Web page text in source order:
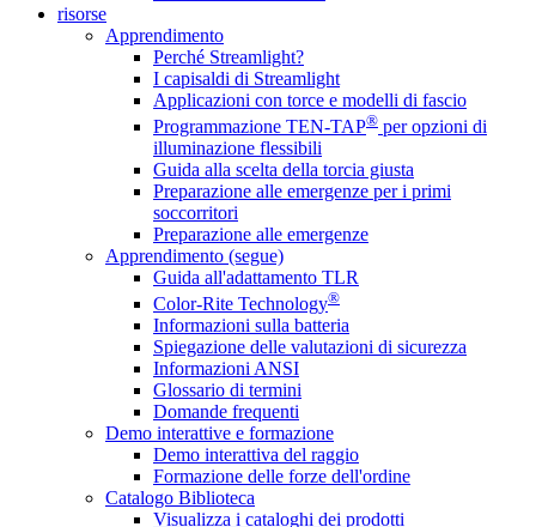
risorse
Apprendimento
Perché Streamlight?
I capisaldi di Streamlight
Applicazioni con torce e modelli di fascio
Programmazione TEN-TAP® per opzioni di
illuminazione flessibili
Guida alla scelta della torcia giusta
Preparazione alle emergenze per i primi
soccorritori
Preparazione alle emergenze
Apprendimento (segue)
Guida all'adattamento TLR
Color-Rite Technology®
Informazioni sulla batteria
Spiegazione delle valutazioni di sicurezza
Informazioni ANSI
Glossario di termini
Domande frequenti
Demo interattive e formazione
Demo interattiva del raggio
Formazione delle forze dell'ordine
Catalogo Biblioteca
Visualizza i cataloghi dei prodotti